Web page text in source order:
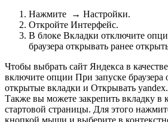
Нажмите
→ Настройки.
Откройте Интерфейс.
В блоке Вкладки отключите
браузера открывать ранее
Чтобы выбрать сайт Яндекса в
включите опции При запуске браузера
открытые вкладки и Открывать
Также вы можете закрепить вкладку в
стартовой страницы. Для этого